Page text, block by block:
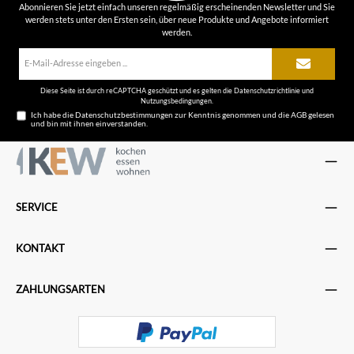
Abonnieren Sie jetzt einfach unseren regelmäßig erscheinenden Newsletter und Sie
werden stets unter den Ersten sein, über neue Produkte und Angebote informiert
werden.
Diese Seite ist durch reCAPTCHA geschützt und es gelten dieDatenschutzrichtlinieund
Nutzungsbedingungen
Ich habe dieDatenschutzbestimmungen zur Kenntnis genommen und dieAGBgelesen
und bin mit ihnen einverstanden.
SERVICE
KONTAKT
ZAHLUNGSARTEN